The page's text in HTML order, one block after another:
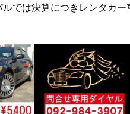
ルでは決算につきレンタカ